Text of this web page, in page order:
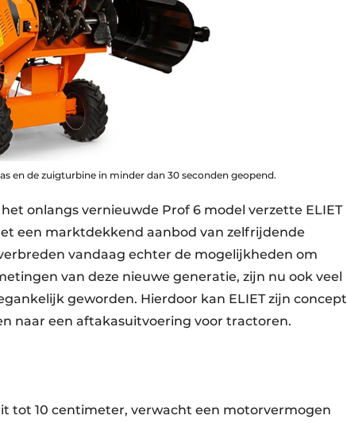
en de zuigturbine in minder dan 30 seconden geopend.
onlangs vernieuwde Prof 6 model verzette ELIET
een marktdekkend aanbod van zelfrijdende
vandaag echter de mogelijkheden om
van deze nieuwe generatie, zijn nu ook veel
geworden. Hierdoor kan ELIET zijn concept
naar een aftakasuitvoering voor tractoren.
tot 10 centimeter, verwacht een motorvermogen